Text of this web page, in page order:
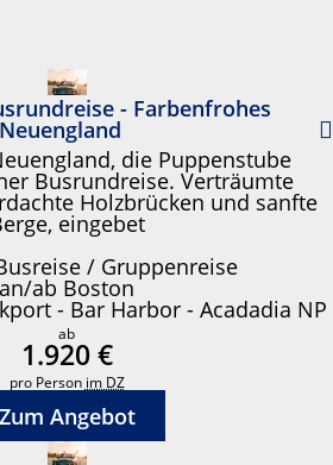
- Farbenfrohes
Neuengland
die Puppenstube
Busrundreise. Verträumte
Holzbrücken und sanfte
eingebet
/ Gruppenreise
an/ab Boston
- Bar Harbor - Acadadia NP
ab
1.920 €
pro Person im DZ
Zum Angebot